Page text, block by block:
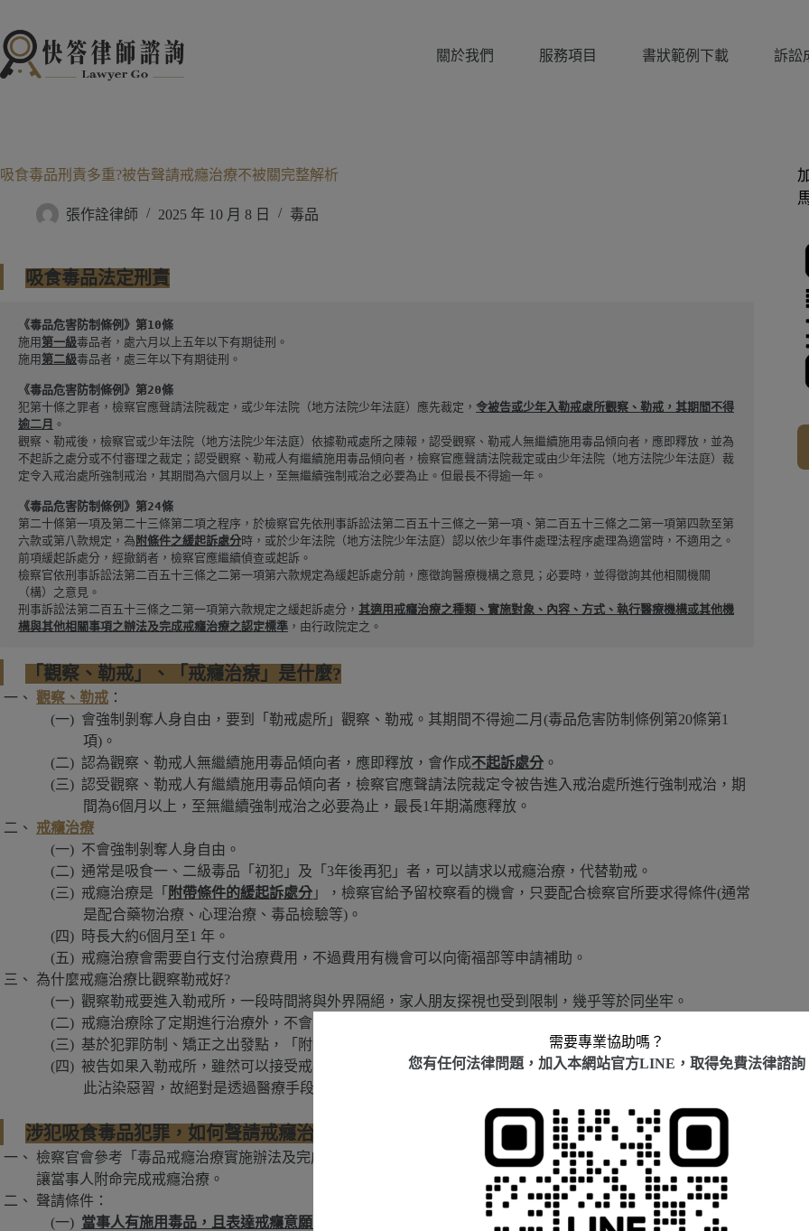
至
主
要
關於我們 服務項目 書狀範例下載 訴訟
吸食毒品刑責多重?被告聲請戒癮治療不被關完整解析
張作詮律師 2025 年 10 月 8 日 毒品
吸食毒品法定刑責
《毒品危害防制條例》第10條
施用第一級毒品者，處六月以上五年以下有期徒刑。
施用第二級毒品者，處三年以下有期徒刑。
《毒品危害防制條例》第20條
犯第十條之罪者，檢察官應聲請法院裁定，或少年法院（地方法院少年法庭）應先裁定， 令被告或少年入勒戒處所觀察、勒戒，其期間不得
逾二月 。
觀察、勒戒後，檢察官或少年法院（地方法院少年法庭）依據勒戒處所之陳報，認受觀察、勒戒人無繼續施用毒品傾向者，應即釋放，並為
不起訴之處分或不付審理之裁定；認受觀察、勒戒人有繼續施用毒品傾向者，檢察官應聲請法院裁定或由少年法院（地方法院少年法庭）裁
定令入戒治處所強制戒治，其期間為六個月以上，至無繼續強制戒治之必要為止。但最長不得逾一年。
《毒品危害防制條例》第24條
第二十條第一項及第二十三條第二項之程序，於檢察官先依刑事訴訟法第二百五十三條之一第一項、第二百五十三條之二第一項第四款至第
六款或第八款規定，為 附條件之緩起訴處分時，或於少年法院（地方法院少年法庭）認以依少年事件處理法程序處理為適當時，不適用之。
前項緩起訴處分，經撤銷者，檢察官應繼續偵查或起訴。
檢察官依刑事訴訟法第二百五十三條之二第一項第六款規定為緩起訴處分前，應徵詢醫療機構之意見；必要時，並得徵詢其他相關機關
（構）之意見。
刑事訴訟法第二百五十三條之二第一項第六款規定之緩起訴處分， 其適用戒癮治療之種類、實施對象、內容、方式、執行醫療機構或其他機
構與其他相關事項之辦法及完成戒癮治療之認定標準 ，由行政院定之。
「觀察、勒戒」、「戒癮治療」是什麼?
觀察、勒戒 ：
會強制剝奪人身自由，要到「勒戒處所」觀察、勒戒。其期間不得逾二月(毒品危害防制條例第20條第1
項)。
認為觀察、勒戒人無繼續施用毒品傾向者，應即釋放，會作成不起訴處分 。
認受觀察、勒戒人有繼續施用毒品傾向者，檢察官應聲請法院裁定令被告進入戒治處所進行強制戒治，期
間為6個月以上，至無繼續強制戒治之必要為止，最長1年期滿應釋放。
戒癮治療
不會強制剝奪人身自由。
通常是吸食一、二級毒品「初犯」及「3年後再犯」者，可以請求以戒癮治療，代替勒戒。
戒癮治療是「 附帶條件的緩起訴處分 」，檢察官給予留校察看的機會，只要配合檢察官所要求得條件(通常
是配合藥物治療、心理治療、毒品檢驗等)。
時長大約6個月至1 年。
戒癮治療會需要自行支付治療費用，不過費用有機會可以向衛福部等申請補助。
為什麼戒癮治療比觀察勒戒好?
觀察勒戒要進入勒戒所，一段時間將與外界隔絕，家人朋友探視也受到限制，幾乎等於同坐牢。
戒癮治療除了定期進行治療外，不會影響生活，且醫療手段比至勒戒所關起來，更有助於遠離毒癮。
基於犯罪防制、矯正之出發點，「附命完成戒癮治療之緩起訴」優於「命被告觀察勒戒處分」。
被告如果入勒戒所，雖然可以接受戒毒等教育課程，但因為裡面都是有毒品問題之人，有時候反而容易因
此沾染惡習，故絕對是透過醫療手段支持的戒癮治療比較好。
涉犯吸食毒品犯罪，如何聲請戒癮治療不用坐牢?
檢察官會參考「毒品戒癮治療實施辦法及完成治療認定標準」。在偵查階段，檢察官會根據個案情形，決定是否
讓當事人附命完成戒癮治療。
聲請條件：
當事人有施用毒品，且表達戒癮意願，律師或本人可向檢察官提出「戒癮治療聲請」 。
需要專業協助嗎？
您有任何法律問題，加入本網站官方LINE，取得免費法律諮詢